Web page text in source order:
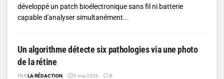
développé un patch bioélectronique sans fil ni batterie
capable d'analyser simultanément...
Un algorithme détecte six pathologies via une photo
de la rétine
PARLA RÉDACTION 9 mai 2026 0